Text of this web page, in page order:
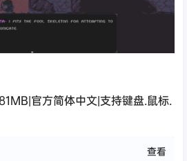
官方简体中文|支持键盘.鼠标.
查看